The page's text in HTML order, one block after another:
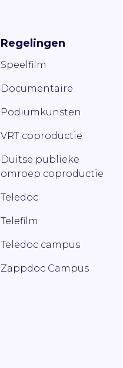
Regelingen
Speelfilm
Documentaire
Podiumkunsten
VRT coproductie
Duitse publieke
omroep coproductie
Teledoc
Telefilm
Teledoc campus
Zappdoc Campus